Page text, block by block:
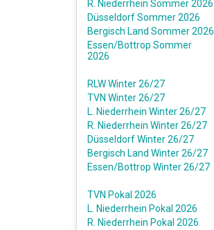
R. Niederrhein Sommer 2026
Düsseldorf Sommer 2026
Bergisch Land Sommer 2026
Essen/Bottrop Sommer
2026
RLW Winter 26/27
TVN Winter 26/27
L. Niederrhein Winter 26/27
R. Niederrhein Winter 26/27
Düsseldorf Winter 26/27
Bergisch Land Winter 26/27
Essen/Bottrop Winter 26/27
TVN Pokal 2026
L. Niederrhein Pokal 2026
R. Niederrhein Pokal 2026